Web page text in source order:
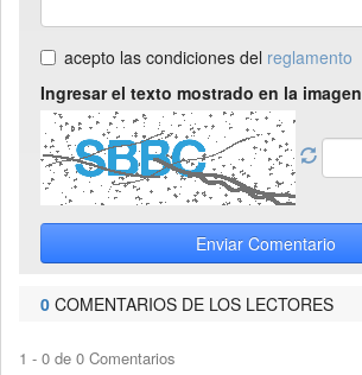
acepto las condiciones del reglamento
Ingresar el texto mostrado en la imagen
Enviar Comentario
0 COMENTARIOS DE LOS LECTORES
1 - 0 de 0 Comentarios